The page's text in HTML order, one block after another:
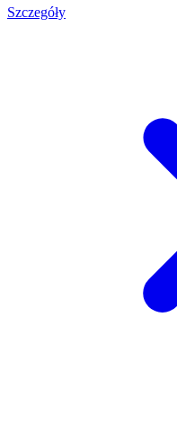
Szczegóły